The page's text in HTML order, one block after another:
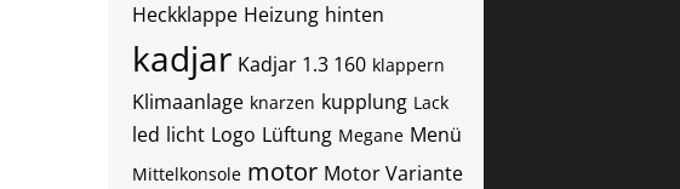
Heckklappe Heizung hinten
kadjar Kadjar 1.3 160 klappern
Klimaanlage knarzen kupplung Lack
led licht Logo Lüftung Megane Menü
Mittelkonsole motor Motor Variante